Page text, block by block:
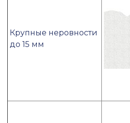
Крупные неровности
до 15 мм